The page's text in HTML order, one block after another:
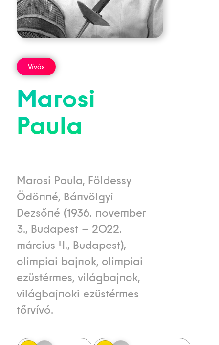
Vívás
Marosi
Paula
Marosi Paula, Földessy
Ödönné, Bánvölgyi
Dezsőné (1936. november
3., Budapest – 2022.
március 4., Budapest),
olimpiai bajnok, olimpiai
ezüstérmes, világbajnok,
világbajnoki ezüstérmes
tőrvívó.